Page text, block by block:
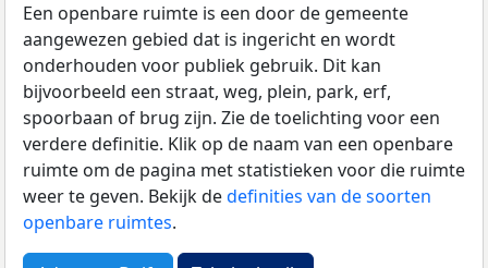
Een openbare ruimte is een door de gemeente
aangewezen gebied dat is ingericht en wordt
onderhouden voor publiek gebruik. Dit kan
bijvoorbeeld een straat, weg, plein, park, erf,
spoorbaan of brug zijn. Zie de toelichting voor een
verdere definitie. Klik op de naam van een openbare
ruimte om de pagina met statistieken voor die ruimte
weer te geven. Bekijk dedefinities van de soorten
openbare ruimtes.